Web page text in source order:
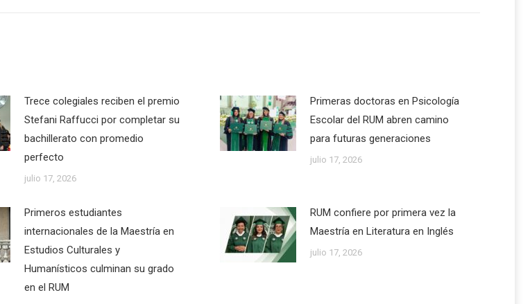
Trece colegiales reciben el premio
Stefani Raffucci por completar su
bachillerato con promedio
perfecto
julio 17, 2026
Primeras doctoras en Psicología
Escolar del RUM abren camino
para futuras generaciones
julio 17, 2026
Primeros estudiantes
internacionales de la Maestría en
Estudios Culturales y
Humanísticos culminan su grado
en el RUM
RUM confiere por primera vez la
Maestría en Literatura en Inglés
julio 17, 2026